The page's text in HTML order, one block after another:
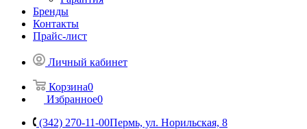
Бренды
Контакты
Прайс-лист
Личный кабинет
Корзина0
Избранное0
(342) 270-11-00Пермь, ул. Норильская, 8